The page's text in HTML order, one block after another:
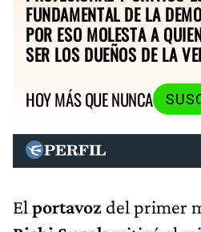
FUNDAMENTAL DE LA
POR ESO MOLESTA A
SER LOS DUEÑOS DE LA
HOY MÁS QUE NUNCA
El portavoz del primer